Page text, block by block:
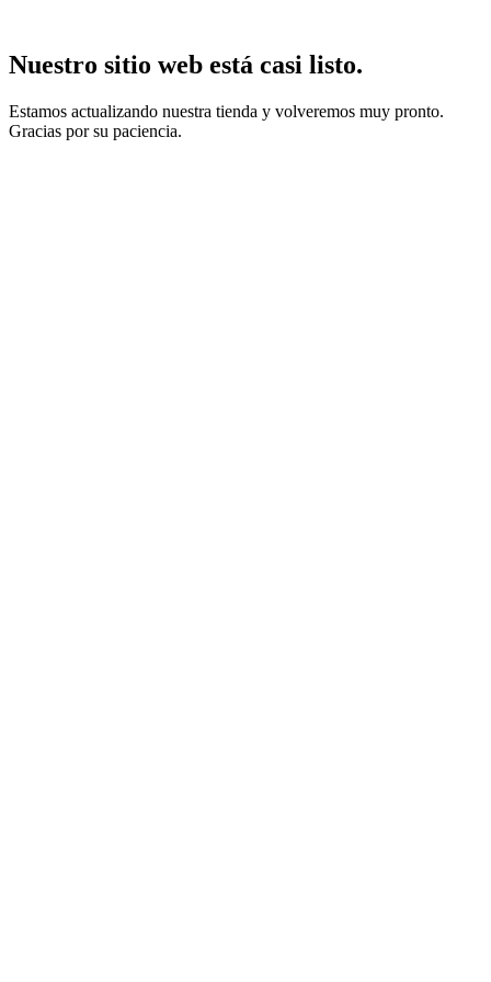
Nuestro sitio web está casi listo.
Estamos actualizando nuestra tienda y volveremos muy pronto.
Gracias por su paciencia.